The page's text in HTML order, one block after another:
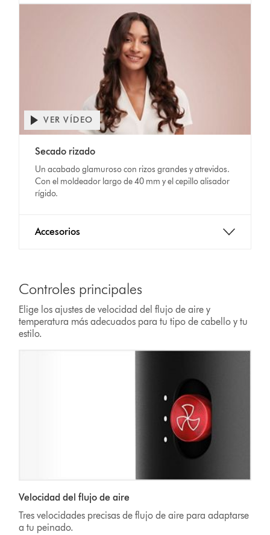
VER VÍDEO
Secado rizado
Un acabado glamuroso con rizos grandes y atrevidos.
Con el moldeador largo de 40 mm y el cepillo alisador
rígido.
Accesorios
Controles principales
Elige los ajustes de velocidad del flujo de aire y
temperatura más adecuados para tu tipo de cabello y tu
estilo.
Velocidad del flujo de aire
Tres velocidades precisas de flujo de aire para adaptarse
a tu peinado.